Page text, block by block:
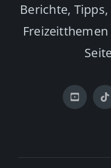
Berichte,